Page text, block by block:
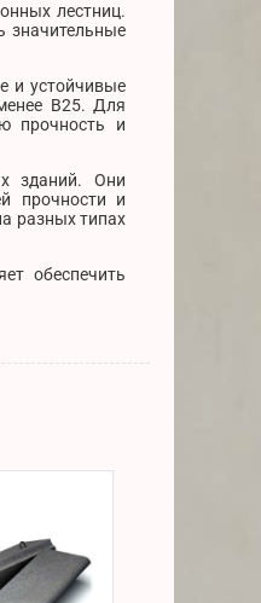
лестниц.
значительные
и устойчивые
В25. Для
прочность и
зданий. Они
прочности и
разных типах
обеспечить